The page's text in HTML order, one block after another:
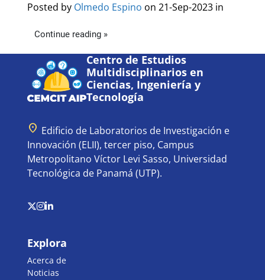
Posted by Olmedo Espino on 21-Sep-2023 in
Continue reading »
Centro de Estudios
Multidisciplinarios en
Ciencias, Ingeniería y
Tecnología
location_on Edificio de Laboratorios de Investigación e
Innovación (ELII), tercer piso, Campus
Metropolitano Víctor Levi Sasso, Universidad
Tecnológica de Panamá (UTP).
Explora
Acerca de
Noticias